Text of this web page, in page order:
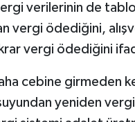
verilerinin de
vergi ödediğini,
vergi ödediğini
cebine girmeden
yeniden vergi